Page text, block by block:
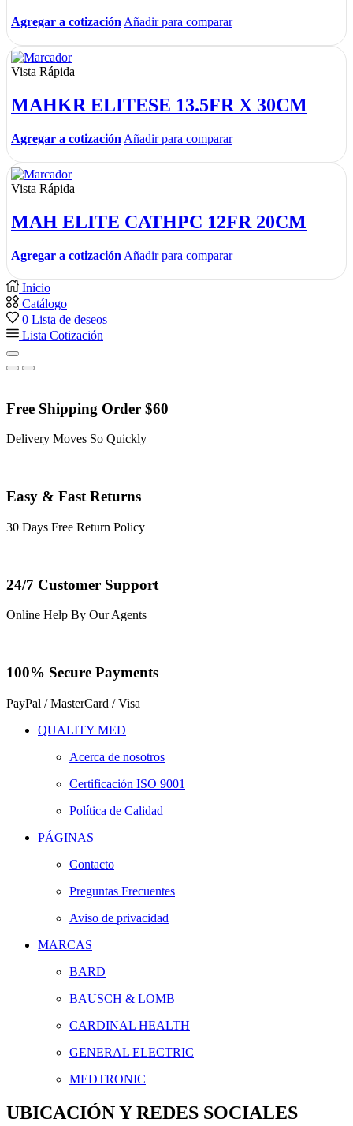
Agregar a cotización Añadir para comparar
Vista Rápida
MAHKR ELITESE 13.5FR X 30CM
Agregar a cotización Añadir para comparar
Vista Rápida
MAH ELITE CATHPC 12FR 20CM
Agregar a cotización Añadir para comparar
Inicio
Catálogo
0 Lista de deseos
Lista Cotización
Free Shipping Order $60
Delivery Moves So Quickly
Easy & Fast Returns
30 Days Free Return Policy
24/7 Customer Support
Online Help By Our Agents
100% Secure Payments
PayPal / MasterCard / Visa
QUALITY MED
Acerca de nosotros
Certificación ISO 9001
Política de Calidad
PÁGINAS
Contacto
Preguntas Frecuentes
Aviso de privacidad
MARCAS
BARD
BAUSCH & LOMB
CARDINAL HEALTH
GENERAL ELECTRIC
MEDTRONIC
UBICACIÓN Y REDES SOCIALES